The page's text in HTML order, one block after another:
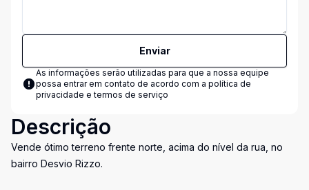
Enviar
As informações serão utilizadas para que a nossa equipe
possa entrar em contato de acordo com a política de
privacidade e termos de serviço
Descrição
Vende ótimo terreno frente norte, acima do nível da rua, no
bairro Desvio Rizzo.